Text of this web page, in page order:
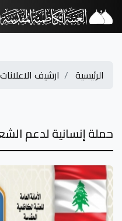
الرئيسية ارشيف الاعلانات
حملة إنسانية لدعم